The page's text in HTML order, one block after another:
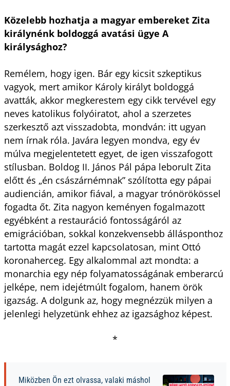
Közelebb hozhatja a magyar embereket Zita
királynénk boldoggá avatási ügye A
királysághoz?
Remélem, hogy igen. Bár egy kicsit szkeptikus
vagyok, mert amikor Károly királyt boldoggá
avatták, akkor megkerestem egy cikk tervével egy
neves katolikus folyóiratot, ahol a szerzetes
szerkesztő azt visszadobta, mondván: itt ugyan
nem írnak róla. Javára legyen mondva, egy év
múlva megjelentetett egyet, de igen visszafogott
stílusban. Boldog II. János Pál pápa leborult Zita
előtt és „én császárnémnak” szólította egy pápai
audiencián, amikor fiával, a magyar trónörökössel
fogadta őt. Zita nagyon keményen fogalmazott
egyébként a restauráció fontosságáról az
emigrációban, sokkal konzekvensebb állásponthoz
tartotta magát ezzel kapcsolatosan, mint Ottó
koronaherceg. Egy alkalommal azt mondta: a
monarchia egy nép folyamatosságának emberarcú
jelképe, nem idejétmúlt fogalom, hanem örök
igazság. A dolgunk az, hogy megnézzük milyen a
jelenlegi helyzetünk ehhez az igazsághoz képest.
*
Miközben Ön ezt olvassa, valaki máshol